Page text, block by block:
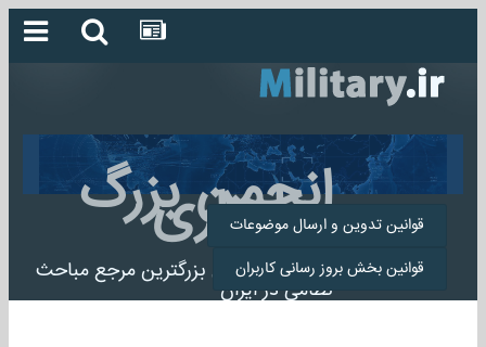
انجمن بزرگ
میلیتاری
انجمن میلیتاری بزرگترین مرجع مباحث
نظامی در ایران
قوانین تدوین و ارسال موضوعات
قوانین بخش بروز رسانی کاربران